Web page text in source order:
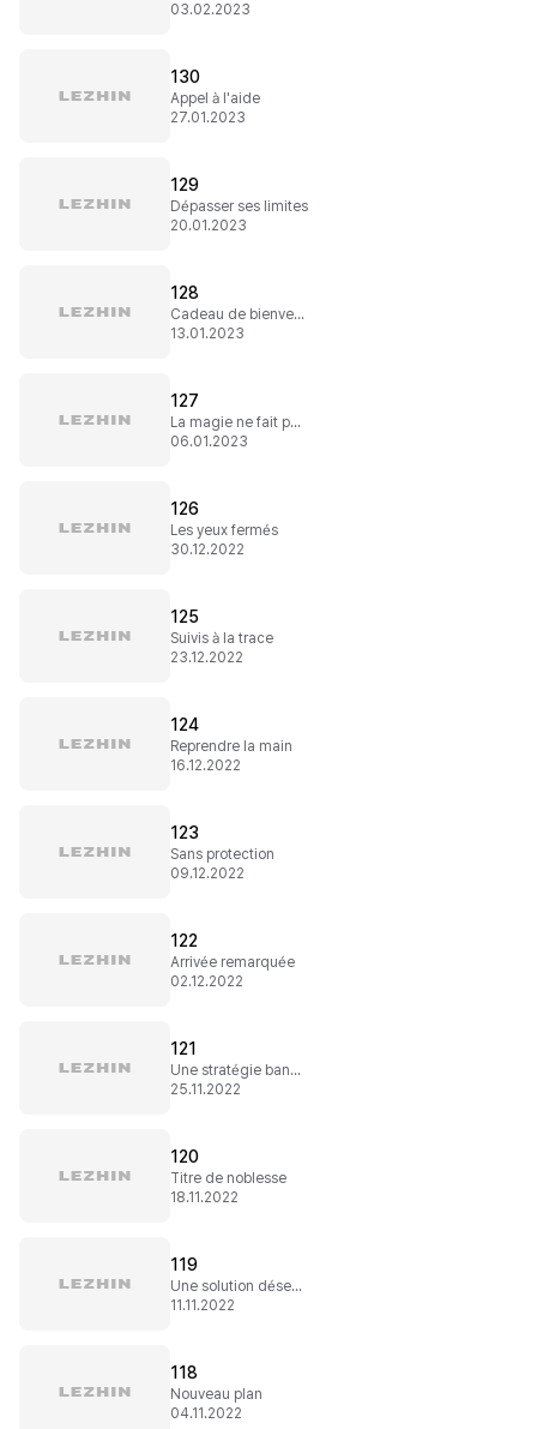
03.02.2023
130
Appel à l'aide
27.01.2023
129
Dépasser ses limites
20.01.2023
128
Cadeau de bienvenue
13.01.2023
127
La magie ne fait pas tout
06.01.2023
126
Les yeux fermés
30.12.2022
125
Suivis à la trace
23.12.2022
124
Reprendre la main
16.12.2022
123
Sans protection
09.12.2022
122
Arrivée remarquée
02.12.2022
121
Une stratégie bancale
25.11.2022
120
Titre de noblesse
18.11.2022
119
Une solution désespérée
11.11.2022
118
Nouveau plan
04.11.2022